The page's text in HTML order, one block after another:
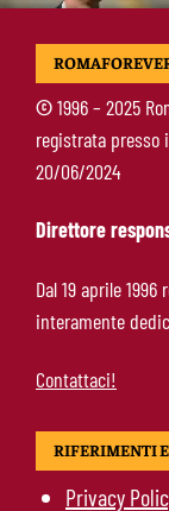
©1996 – 2025
registrata presso
20/06/2024
Direttore
Dal 19 aprile
interamente
Contattaci!
RIFERIMENTI
Privacy